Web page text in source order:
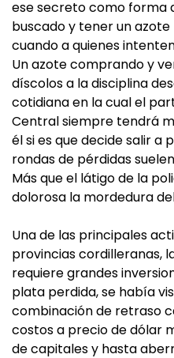
ese secreto como forma
buscado y tener un
cuando a quienes
Un azote comprando y
díscolos a la disciplina
cotidiana en la cual el
Central siempre tendrá
él si es que decide salir a
rondas de pérdidas
Más que el látigo de la
dolorosa la mordedura
Una de las principales
provincias cordilleranas,
requiere grandes
plata perdida, se había
combinación de retraso
costos a precio de dólar
de capitales y hasta